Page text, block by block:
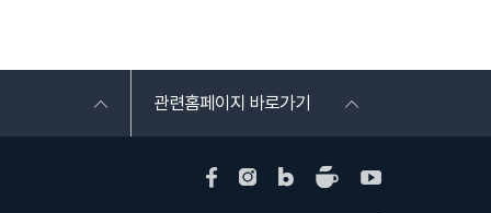
관련홈페이지 바로가기